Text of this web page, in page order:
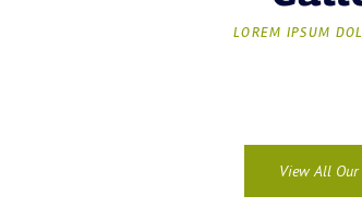
LOREM IPSUM
View All Our